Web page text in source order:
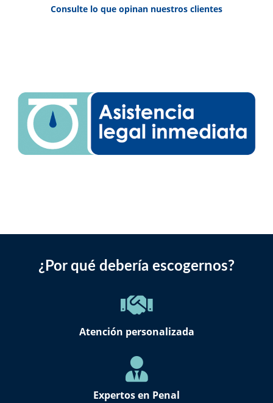
Consulte lo que opinan nuestros clientes
¿Por qué debería escogernos?
Atención personalizada
Expertos en Penal